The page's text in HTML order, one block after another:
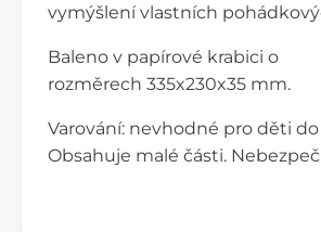
vymýšlení vlastních
Baleno v papírové krabici o
rozměrech 335x230x35 mm.
Varování: nevhodné pro děti do
Obsahuje malé části.